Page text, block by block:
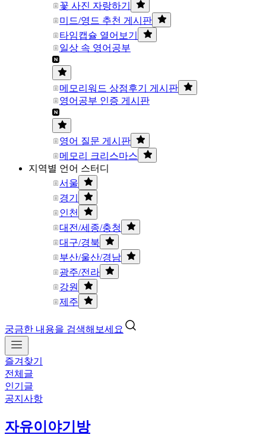
꽃 사진 자랑하기
미드/영드 추천 게시판
타임캡슐 열어보기
일상 속 영어공부
메모리워드 상점후기 게시판
영어공부 인증 게시판
영어 질문 게시판
메모리 크리스마스
지역별 언어 스터디
서울
경기
인천
대전/세종/충청
대구/경북
부산/울산/경남
광주/전라
강원
제주
궁금한 내용을 검색해보세요
즐겨찾기
전체글
인기글
공지사항
자유이야기방